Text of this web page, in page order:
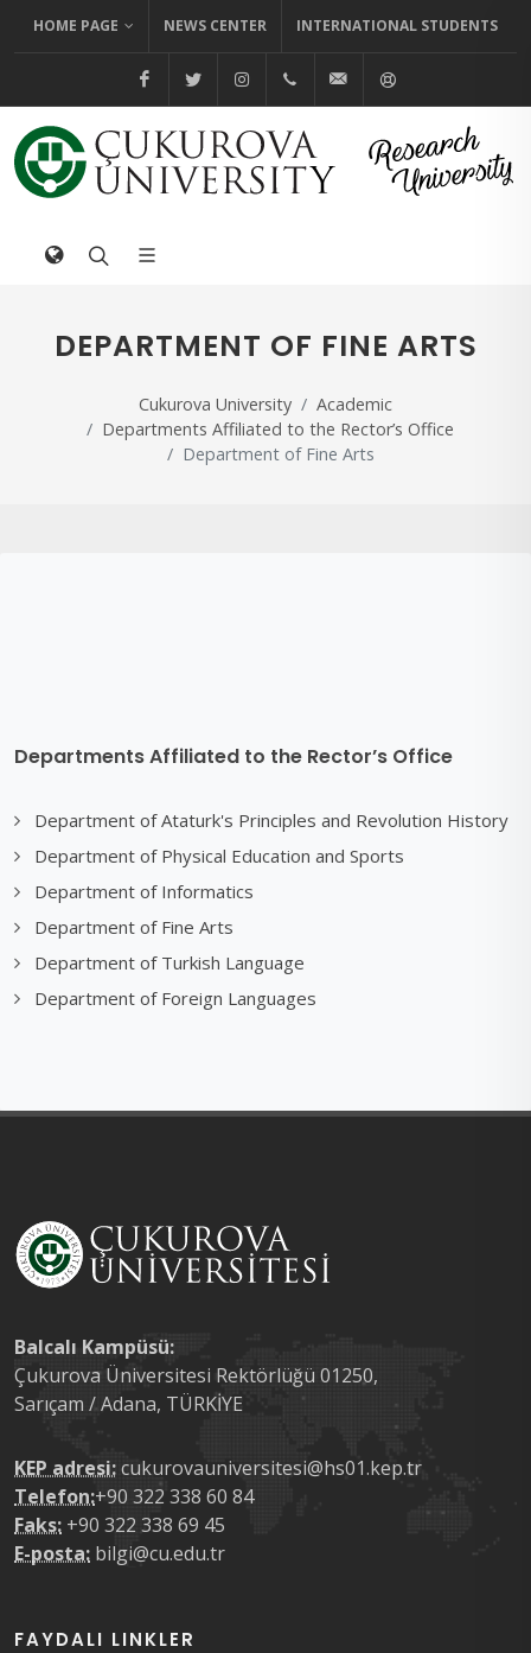
HOME PAGE NEWS CENTER INTERNATIONAL STUDENTS
@cuhabermerkezi
@cukurovaedutr
@cukurovaedutr
+90 (322) 338 60 84
bilgi@cu.edu.tr
DEPARTMENT OF FINE ARTS
Cukurova University
Academic
Departments Affiliated to the Rector’s Office
Department of Fine Arts
Departments Affiliated to the Rector’s Office
Department of Ataturk's Principles and Revolution History
Department of Physical Education and Sports
Department of Informatics
Department of Fine Arts
Department of Turkish Language
Department of Foreign Languages
Balcalı Kampüsü:
Çukurova Üniversitesi Rektörlüğü 01250,
Sarıçam / Adana, TÜRKİYE
KEP adresi:cukurovauniversitesi@hs01.kep.tr
Telefon:+90 322 338 60 84
Faks: +90 322 338 69 45
E-posta: bilgi@cu.edu.tr
FAYDALI LINKLER